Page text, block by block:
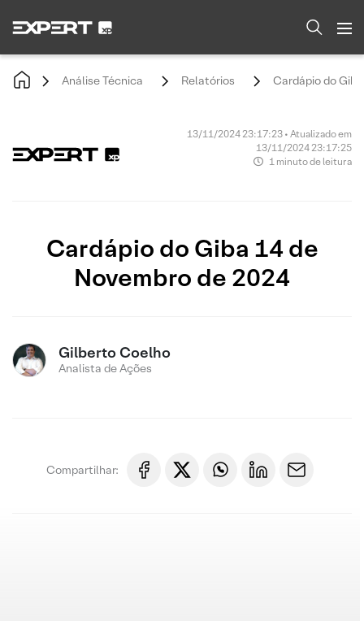
Análise Técnica Relatórios Cardápio do
13/11/2024 23:17:23 • Atualizado em
13/11/2024 23:17:25
1 minuto de leitura
Cardápio do Giba 14 de
Novembro de 2024
Gilberto Coelho
Analista de Ações
Compartilhar: